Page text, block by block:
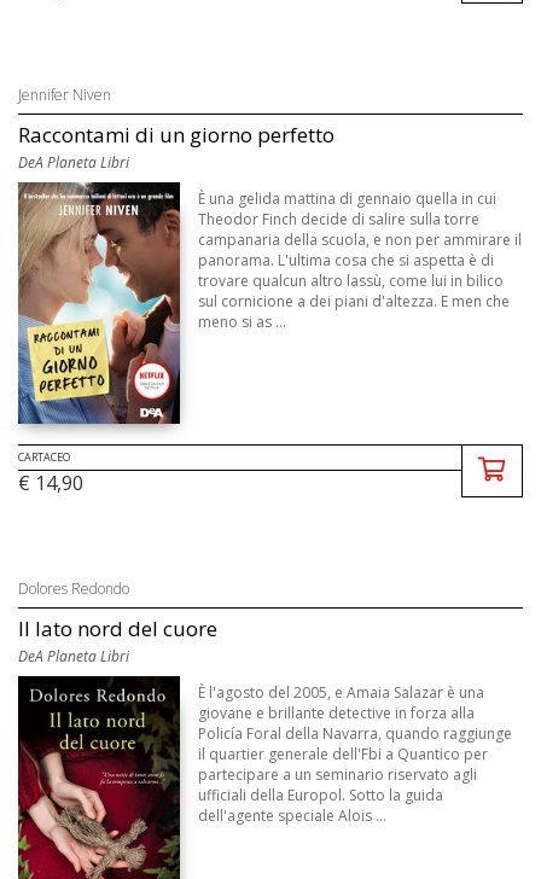
Jennifer Niven
Raccontami di un giorno perfetto
DeA Planeta Libri
È una gelida mattina di gennaio quella in cui
Theodor Finch decide di salire sulla torre
campanaria della scuola, e non per ammirare il
panorama. L'ultima cosa che si aspetta è di
trovare qualcun altro lassù, come lui in bilico
sul cornicione a dei piani d'altezza. E men che
meno si as ...
CARTACEO
€ 14,90
Dolores Redondo
Il lato nord del cuore
DeA Planeta Libri
È l'agosto del 2005, e Amaia Salazar è una
giovane e brillante detective in forza alla
Policía Foral della Navarra, quando raggiunge
il quartier generale dell'Fbi a Quantico per
partecipare a un seminario riservato agli
ufficiali della Europol. Sotto la guida
dell'agente speciale Alois ...